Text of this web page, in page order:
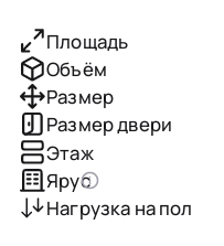
Площадь
Объём
Размер
Размер двери
Этаж
Ярус
Нагрузка на пол